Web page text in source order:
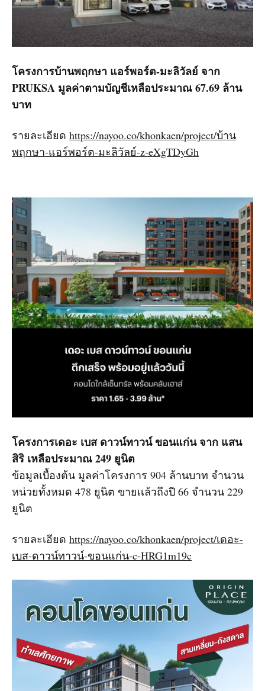
โครงการบ้านพฤกษา แอร์พอร์ต-มะลิวัลย์จาก
PRUKSA มูลค่าตามบัญชีเหลือประมาณ 67.69 ล้าน
บาท
รายละเอียด https://nayoo.co/khonkaen/project/บ้าน
พฤกษา-แอร์พอร์ต-มะลิวัลย์-z-eXgTDyGh
โครงการเดอะ เบส ดาวน์ทาวน์ ขอนแก่น จาก แสน
สิริ เหลือประมาณ 249 ยูนิต
ข้อมูลเบื้องต้น มูลค่าโครงการ 904 ล้านบาท จำนวน
หน่วยทั้งหมด 478 ยูนิต ขายเเล้วถึงปี 66 จำนวน 229
ยูนิต
รายละเอียด https://nayoo.co/khonkaen/project/เดอะ-
เบส-ดาวน์ทาวน์-ขอนแก่น-c-HRG1m19c